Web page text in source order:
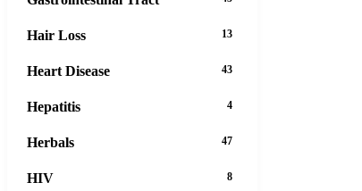
Hair Loss 13
Heart Disease 43
Hepatitis 4
Herbals 47
HIV 8